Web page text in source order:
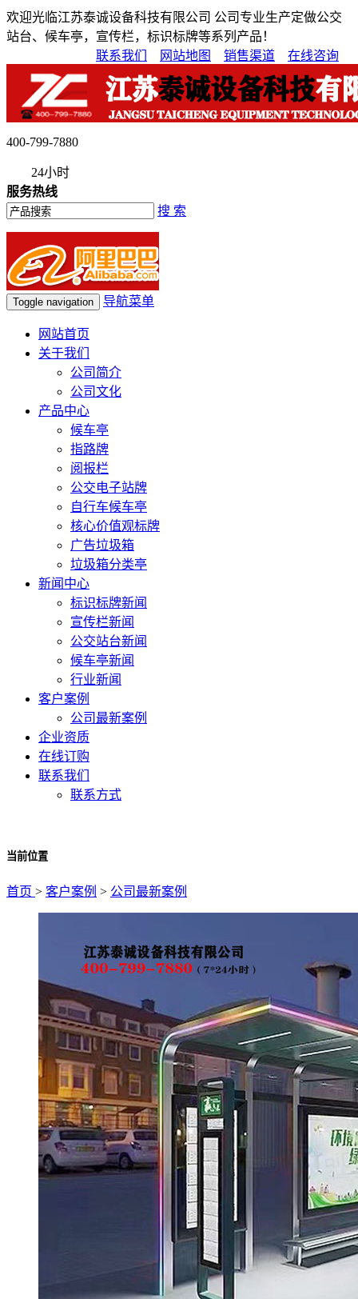
欢迎光临江苏泰诚设备科技有限公司 公司专业生产定做公交
站台、候车亭，宣传栏，标识标牌等系列产品！
联系我们
网站地图 销售渠道 在线咨询
400-799-7880
24小时
服务热线
搜 索
Toggle navigation 导航菜单
网站首页
关于我们
公司简介
公司文化
产品中心
候车亭
指路牌
阅报栏
公交电子站牌
自行车候车亭
核心价值观标牌
广告垃圾箱
垃圾箱分类亭
新闻中心
标识标牌新闻
宣传栏新闻
公交站台新闻
候车亭新闻
行业新闻
客户案例
公司最新案例
企业资质
在线订购
联系我们
联系方式
当前位置
首页 > 客户案例 > 公司最新案例